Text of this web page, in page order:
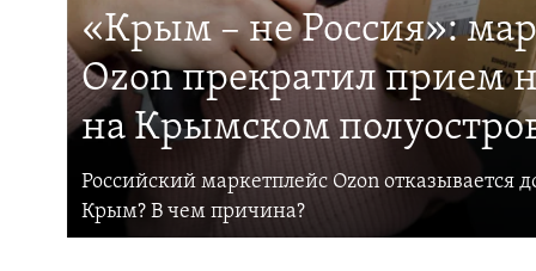
«Крым – не Россия»:
Ozon прекратил прием
на Крымском
Российский маркетплейс Ozon отказывается
Крым? В чем причина?